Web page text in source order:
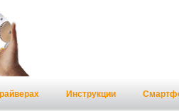
Инструкции